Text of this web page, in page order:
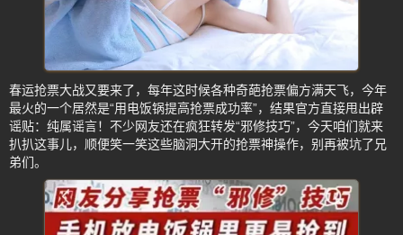
春运抢票大战又要来了，每年这时候各种奇葩抢票偏方满天飞，今年
最火的一个居然是“用电饭锅提高抢票成功率”，结果官方直接甩出辟
谣贴：纯属谣言！不少网友还在疯狂转发“邪修技巧”，今天咱们就来
扒扒这事儿，顺便笑一笑这些脑洞大开的抢票神操作，别再被坑了兄
弟们。